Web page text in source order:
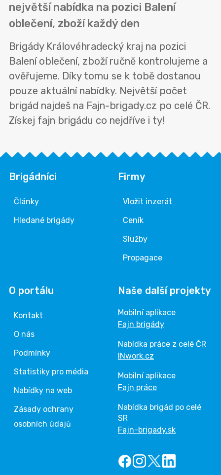
největší nabídka na pozici Balení
oblečení, zboží každý den
Brigády Královéhradecký kraj na pozici
Balení oblečení, zboží ručně kontrolujeme a
ověřujeme. Díky tomu se k tobě dostanou
pouze aktuální nabídky. Největší počet
brigád najdeš na Fajn-brigady.cz po celé ČR.
Získej fajn brigádu co nejdříve i ty!
Brigádníci
Články
Hledané brigády
Firmy
Vložit inzerát
Ceník
Služby
Propagace
O portálu
Kontakt
O nás
Podmínky
Statistiky pro média
Nabídky na web
Zásady ochrany
osobních údajů
Naše další projekty
Mobilní aplikace
Fajn brigády
Nabídka práce z celé ČR
INwork.cz
Mobilní aplikace
Fajn práce
Nabídka brigád po celé
SR
Fajn-brigady.sk